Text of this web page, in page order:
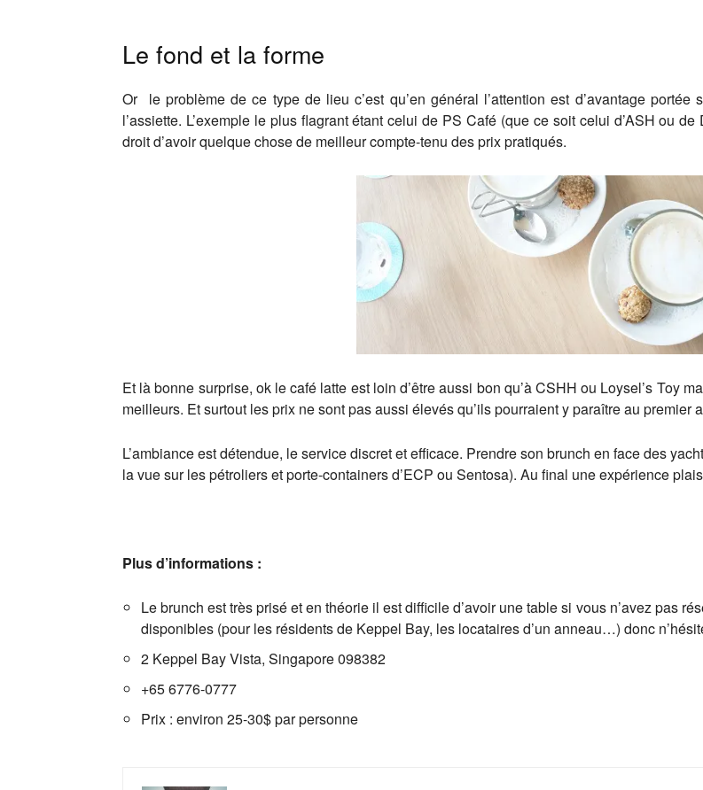
Le fond et la forme
Or le problème de ce type de lieu c’est qu’en général l’attention est d’avantage
l’assiette. L’exemple le plus flagrant étant celui de PS Café (que ce soit celui d’ASH ou
droit d’avoir quelque chose de meilleur compte-tenu des prix pratiqués.
Et là bonne surprise, ok le café latte est loin d’être aussi bon qu’à CSHH ou Loysel’s Toy
meilleurs. Et surtout les prix ne sont pas aussi élevés qu’ils pourraient y paraître au premier
L’ambiance est détendue, le service discret et efficace. Prendre son brunch en face des
la vue sur les pétroliers et porte-containers d’ECP ou Sentosa). Au final une expérience
Plus d’informations :
Le brunch est très prisé et en théorie il est difficile d’avoir une table si vous n’avez pas
disponibles (pour les résidents de Keppel Bay, les locataires d’un anneau…) donc
2 Keppel Bay Vista, Singapore 098382
+65 6776-0777
Prix : environ 25-30$ par personne